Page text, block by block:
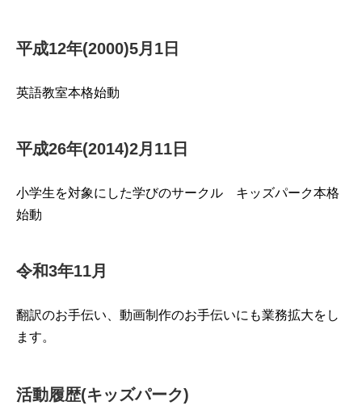
平成12年(2000)5月1日
英語教室本格始動
平成26年(2014)2月11日
小学生を対象にした学びのサークル キッズパーク本格
始動
令和3年11月
翻訳のお手伝い、動画制作のお手伝いにも業務拡大をし
ます。
活動履歴(キッズパーク)